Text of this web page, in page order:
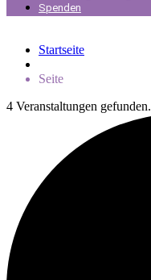
Spenden
Startseite
Seite
4 Veranstaltungen gefunden.